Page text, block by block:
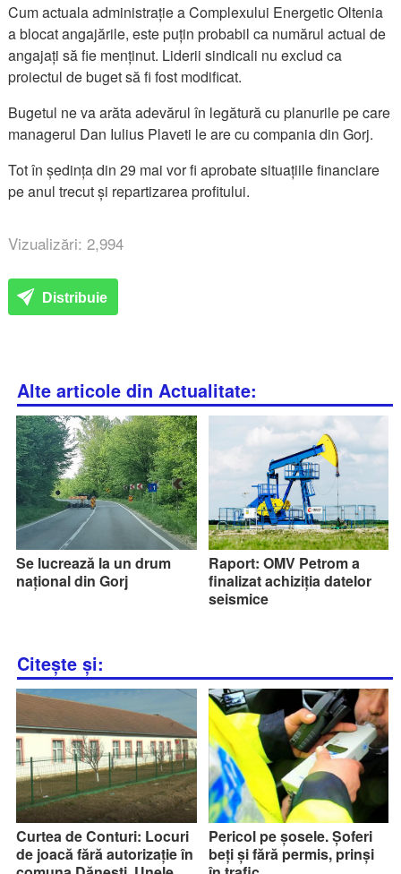
Cum actuala administrație a Complexului Energetic Oltenia
a blocat angajările, este puțin probabil ca numărul actual de
angajați să fie menținut. Liderii sindicali nu exclud ca
proiectul de buget să fi fost modificat.
Bugetul ne va arăta adevărul în legătură cu planurile pe care
managerul Dan Iulius Plaveti le are cu compania din Gorj.
Tot în ședința din 29 mai vor fi aprobate situațiile financiare
pe anul trecut și repartizarea profitului.
Vizualizări: 2,994
Distribuie
Alte articole din Actualitate:
Se lucrează la un drum
național din Gorj
Raport: OMV Petrom a
finalizat achiziția datelor
seismice
Citește și:
Curtea de Conturi: Locuri
de joacă fără autorizație în
Pericol pe șosele. Șoferi
beți și fără permis, prinși